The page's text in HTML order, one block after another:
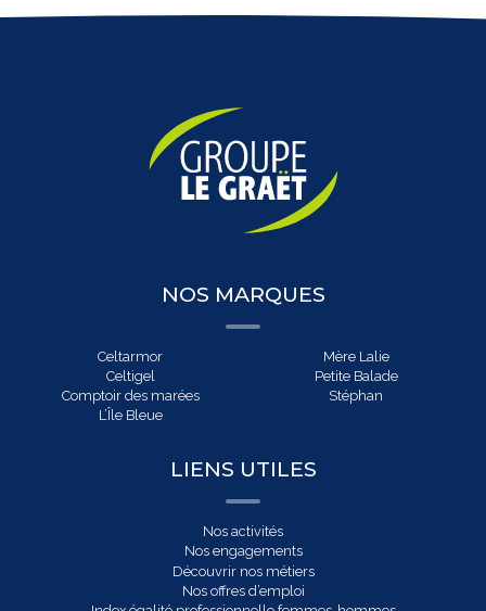
NOS MARQUES
Celtarmor
Celtigel
Comptoir des marées
L’Île Bleue
Mère Lalie
Petite Balade
Stéphan
LIENS UTILES
Nos activités
Nos engagements
Découvrir nos métiers
Nos offres d’emploi